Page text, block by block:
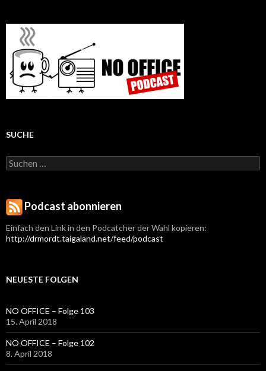
SUCHE
Suchen
nach:
Podcast abonnieren
Einfach den Link in den Podcatcher der Wahl kopieren:
http://drmordt.taigaland.net/feed/podcast
NEUESTE FOLGEN
NO OFFICE – Folge 103
15. April 2018
NO OFFICE – Folge 102
8. April 2018